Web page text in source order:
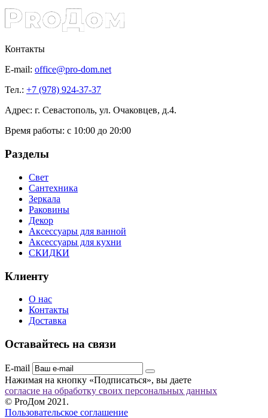
Контакты
E-mail: office@pro-dom.net
Тел.: +7 (978) 924-37-37
Адрес: г. Севастополь, ул. Очаковцев, д.4.
Время работы: с 10:00 до 20:00
Разделы
Свет
Сантехника
Зеркала
Раковины
Декор
Аксессуары для ванной
Аксессуары для кухни
СКИДКИ
Клиенту
О нас
Контакты
Доставка
Оставайтесь на связи
E-mail
Нажимая на кнопку «Подписаться», вы даете
согласие на обработку своих персональных данных
© ProДом 2021.
Пользовательское соглашение